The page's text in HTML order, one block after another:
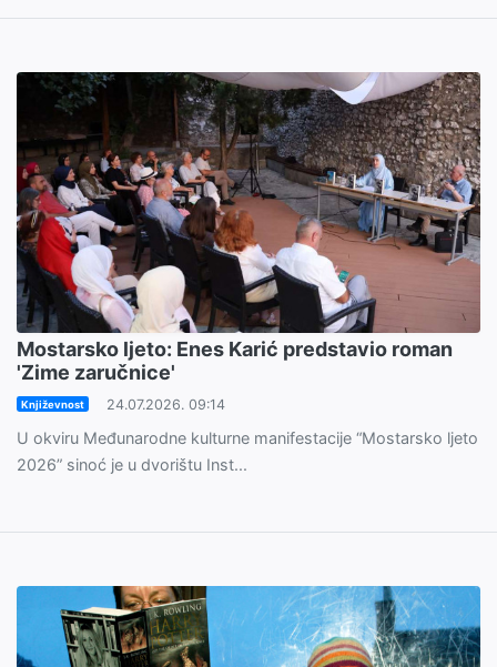
Mostarsko ljeto: Enes Karić predstavio roman
'Zime zaručnice'
Književnost 24.07.2026. 09:14
U okviru Međunarodne kulturne manifestacije “Mostarsko ljeto
2026” sinoć je u dvorištu Inst...